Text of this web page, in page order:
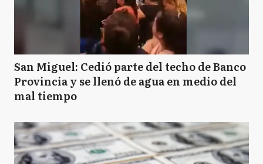
San Miguel: Cedió parte del techo de Banco
Provincia y se llenó de agua en medio del
mal tiempo